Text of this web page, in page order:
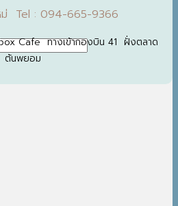
ม่ Tel : 094-665-9366
Cafe ทางเข้ากองบิน 41 ฝั่งตลาด
ต้นพยอม